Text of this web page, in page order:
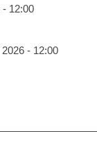
- 12:00
- 12:00